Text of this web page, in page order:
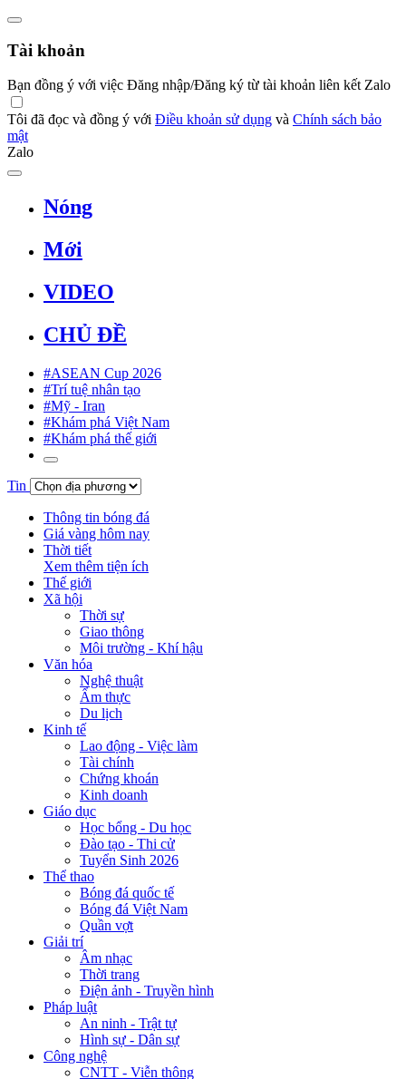
Tài khoản
Bạn đồng ý với việc Đăng nhập/Đăng ký từ tài khoản liên kết Zalo
Tôi đã đọc và đồng ý với Điều khoản sử dụng và Chính sách bảo
mật
Zalo
Nóng
Mới
VIDEO
CHỦ ĐỀ
#ASEAN Cup 2026
#Trí tuệ nhân tạo
#Mỹ - Iran
#Khám phá Việt Nam
#Khám phá thế giới
Tin
Thông tin bóng đá
Giá vàng hôm nay
Thời tiết
Xem thêm tiện ích
Thế giới
Xã hội
Thời sự
Giao thông
Môi trường - Khí hậu
Văn hóa
Nghệ thuật
Ẩm thực
Du lịch
Kinh tế
Lao động - Việc làm
Tài chính
Chứng khoán
Kinh doanh
Giáo dục
Học bổng - Du học
Đào tạo - Thi cử
Tuyển Sinh 2026
Thể thao
Bóng đá quốc tế
Bóng đá Việt Nam
Quần vợt
Giải trí
Âm nhạc
Thời trang
Điện ảnh - Truyền hình
Pháp luật
An ninh - Trật tự
Hình sự - Dân sự
Công nghệ
CNTT - Viễn thông